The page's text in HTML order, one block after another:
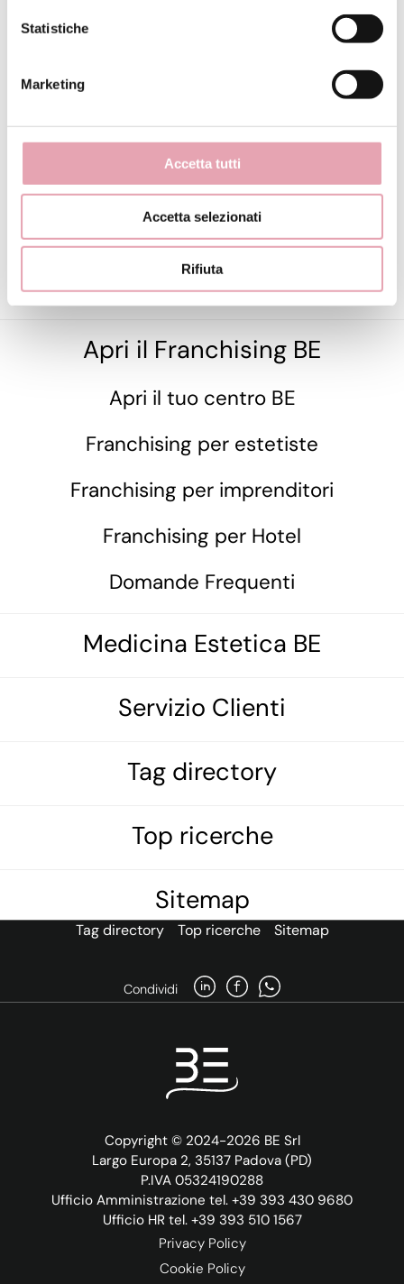
Statistiche
Marketing
Accetta tutti
Accetta selezionati
Rifiuta
BE Promo
Consulenza
Questionario viso
Questionario corpo
Questionario Detox
Apri il Franchising BE
Apri il tuo centro BE
Franchising per estetiste
Franchising per imprenditori
Franchising per Hotel
Domande Frequenti
Medicina Estetica BE
Servizio Clienti
Tag directory
Top ricerche
Sitemap
Tag directory Top ricerche Sitemap
Condividi
Copyright © 2024-2026 BE Srl
Largo Europa 2, 35137 Padova (PD)
P.IVA 05324190288
Ufficio Amministrazione tel. +39 393 430 9680
Ufficio HR tel. +39 393 510 1567
Privacy Policy
Cookie Policy